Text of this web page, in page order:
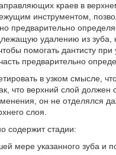
краев в
инструментом,
предварительно
удалению из зуба,
помогать дантисту при
предварительно
в узком смысле,
что верхний слой должен
он не отделялся
слоя.
содержит стадии:
мере указанного зуба и